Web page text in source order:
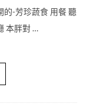
的-芳珍蔬食 用餐 聽
本胖對 …